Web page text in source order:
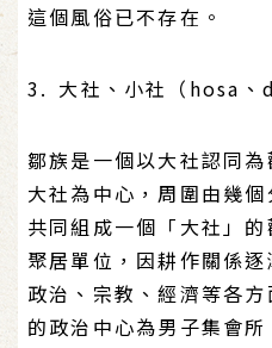
這個風俗已不存在。
3. 大社、小社（hosa、
鄒族是一個以大社認同
大社為中心，周圍由幾
共同組成一個「大社」
聚居單位，因耕作關係
政治、宗教、經濟等各
的政治中心為男子集會